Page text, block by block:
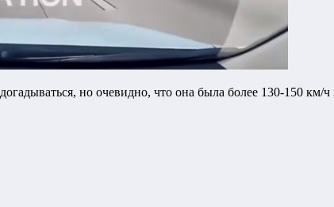
но очевидно, что она была более 130-150